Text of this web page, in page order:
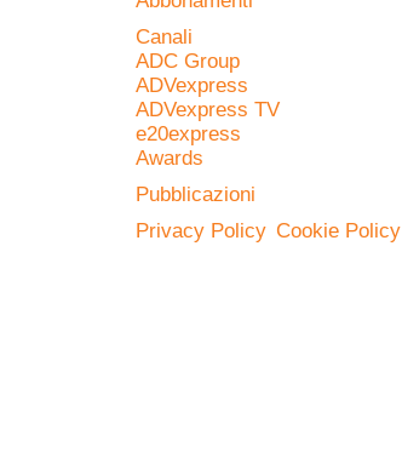
Canali
ADC Group
ADVexpress
ADVexpress TV
e20express
Awards
Pubblicazioni
Privacy Policy Cookie Policy